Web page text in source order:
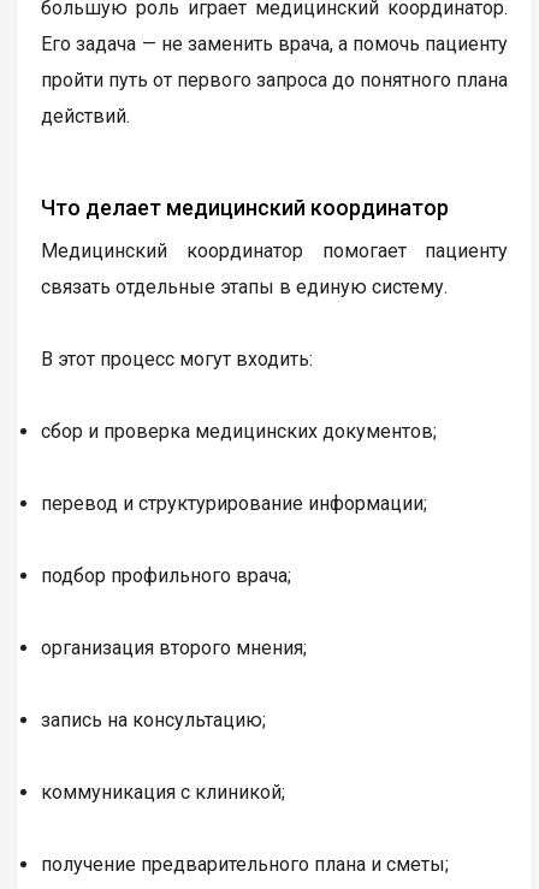
большую роль играет медицинский координатор.
Его задача — не заменить врача, а помочь пациенту
пройти путь от первого запроса до понятного плана
действий.
Что делает медицинский координатор
Медицинский координатор помогает пациенту
связать отдельные этапы в единую систему.
В этот процесс могут входить:
сбор и проверка медицинских документов;
перевод и структурирование информации;
подбор профильного врача;
организация второго мнения;
запись на консультацию;
коммуникация с клиникой;
получение предварительного плана и сметы;